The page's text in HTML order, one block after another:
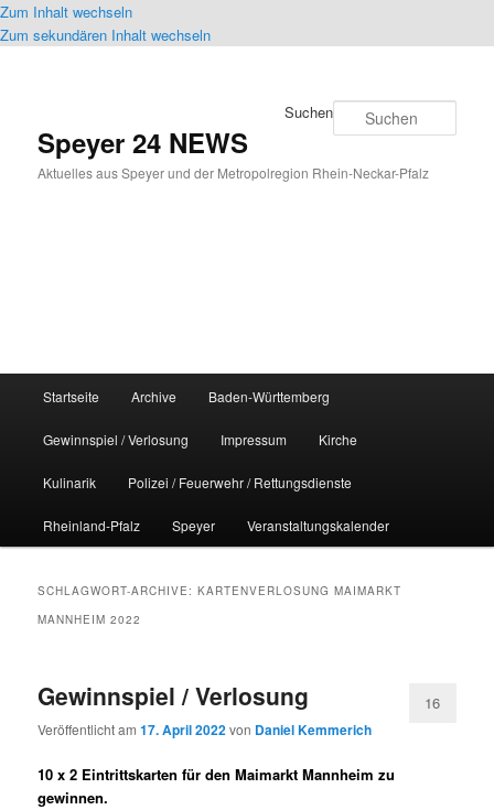
Zum Inhalt wechseln
Zum sekundären Inhalt wechseln
Speyer 24 NEWS
Aktuelles aus Speyer und der Metropolregion Rhein-Neckar-Pfalz
Suchen
Startseite Archive Baden-Württemberg
Gewinnspiel / Verlosung Impressum Kirche
Kulinarik Polizei / Feuerwehr / Rettungsdienste
Rheinland-Pfalz Speyer Veranstaltungskalender
SCHLAGWORT-ARCHIVE:KARTENVERLOSUNG MAIMARKT
MANNHEIM 2022
Gewinnspiel / Verlosung
Veröffentlicht am17. April 2022von Daniel Kemmerich
16
10 x 2 Eintrittskarten für den Maimarkt Mannheim zu
gewinnen.